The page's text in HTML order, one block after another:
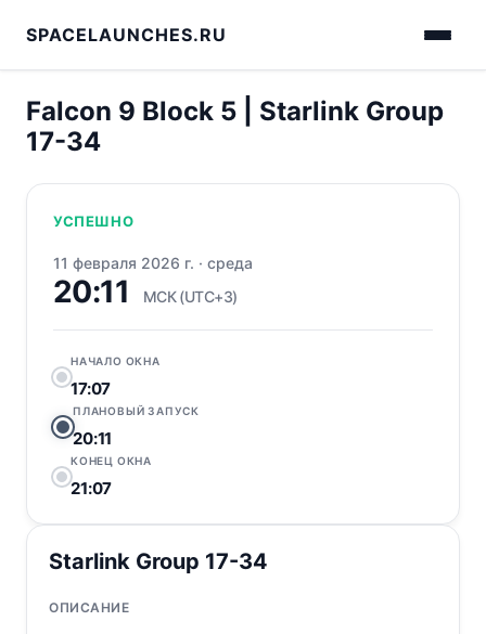
SPACELAUNCHES.RU
Falcon 9 Block 5 | Starlink Group
17-34
УСПЕШНО
11 февраля 2026 г. · среда
20:11 МСК (UTC+3)
НАЧАЛО ОКНА
17:07
ПЛАНОВЫЙ ЗАПУСК
20:11
КОНЕЦ ОКНА
21:07
Starlink Group 17-34
ОПИСАНИЕ